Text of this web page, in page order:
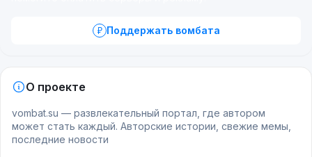
Поддержать вомбата
О проекте
vombat.su — развлекательный портал, где автором
может стать каждый. Авторские истории, свежие мемы,
последние новости